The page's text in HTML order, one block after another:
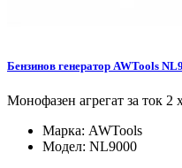
Бензинов генератор AWTools
Монофазен агрегат за ток
Марка: AWTools
Модел: NL9000